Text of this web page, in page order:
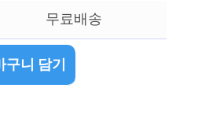
무료배송
구니 담기